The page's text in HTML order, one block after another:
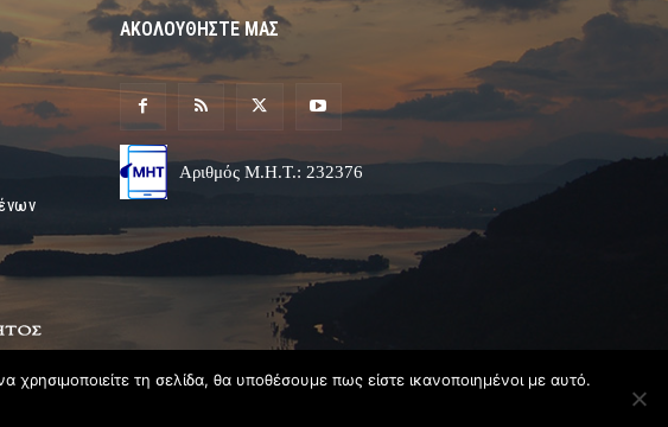
ΑΚΟΛΟΥΘΗΣΤΕ ΜΑΣ
Αριθμός Μ.Η.Τ.: 232376
τη σελίδα, θα υποθέσουμε πως είστε ικανοποιημένοι με αυτό.